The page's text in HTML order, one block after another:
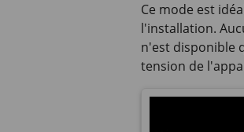
Ce mode est
l'installation.
n'est disponible
tension de